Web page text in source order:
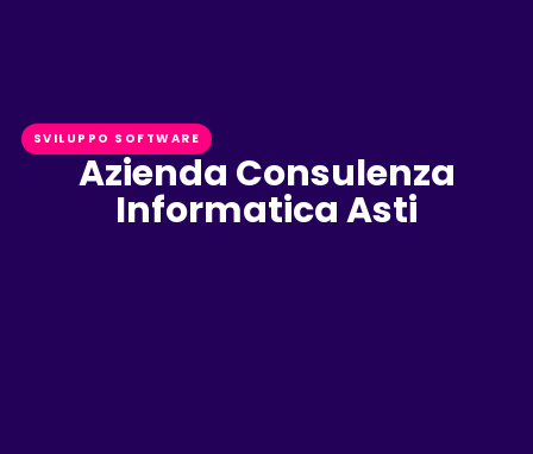
SVILUPPO SOFTWARE
Azienda Consulenza
Informatica Asti